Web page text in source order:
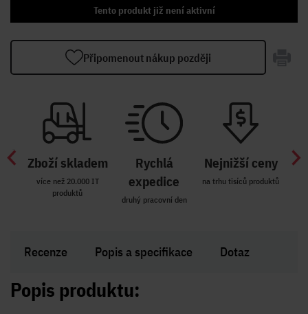
Tento produkt již není aktivní
Připomenout nákup později
Zboží skladem
více než 20.000 IT
produktů
Rychlá
expedice
druhý pracovní den
Nejnižší ceny
na trhu tisíců produktů
Recenze Popis a specifikace Dotaz
Popis produktu: